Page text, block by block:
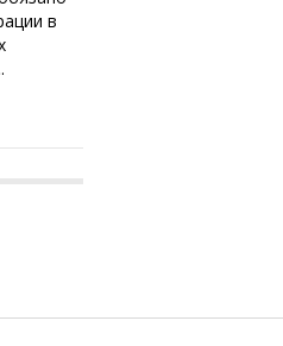
в